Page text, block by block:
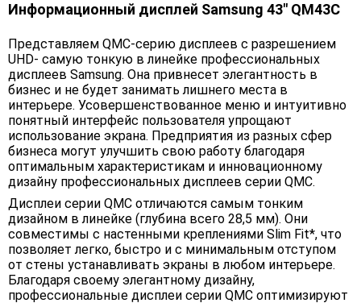
Информационный дисплей Samsung 43" QM43C
Представляем QMC-серию дисплеев с разрешением
UHD- самую тонкую в линейке профессиональных
дисплеев Samsung. Она привнесет элегантность в
бизнес и не будет занимать лишнего места в
интерьере. Усовершенствованное меню и интуитивно
понятный интерфейс пользователя упрощают
использование экрана. Предприятия из разных сфер
бизнеса могут улучшить свою работу благодаря
оптимальным характеристикам и инновационному
дизайну профессиональных дисплеев серии QMC.
Дисплеи серии QMC отличаются самым тонким
дизайном в линейке (глубина всего 28,5 мм). Они
совместимы с настенными креплениями Slim Fit*, что
позволяет легко, быстро и с минимальным отступом
от стены устанавливать экраны в любом интерьере.
Благодаря своему элегантному дизайну,
профессиональные дисплеи серии QMC оптимизируют